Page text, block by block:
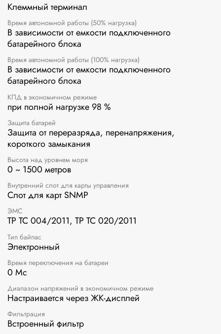
Клеммный терминал
Время автономной работы (50% нагрузка)
В зависимости от емкости подключенного
батарейного блока
Время автономной работы (100% нагрузка)
В зависимости от емкости подключенного
батарейного блока
КПД в экономичном режиме
при полной нагрузке 98 %
Защита батарей
Защита от переразряда, перенапряжения,
короткого замыкания
Высота над уровнем моря
0 ~ 1500 метров
Внутренний слот для карты управления
Слот для карт SNMP
ЭМС
ТР ТС 004/2011, ТР ТС 020/2011
Тип байпас
Электронный
Время переключения на батареи
0 Мс
Диапазон напряжений в экономичном режиме
Настраивается через ЖК-дисплей
Фильтрация
Встроенный фильтр